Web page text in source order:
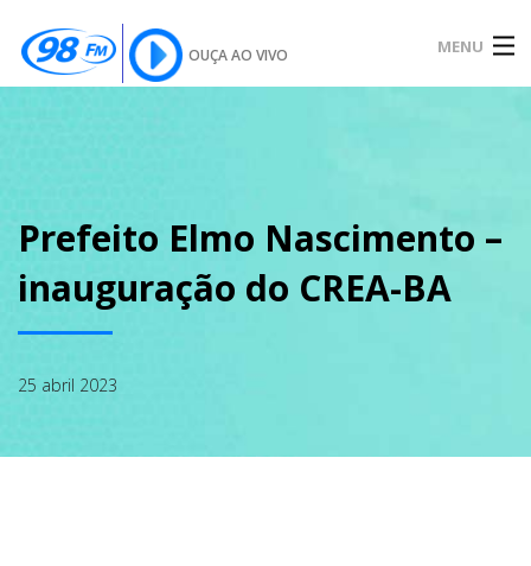
OUÇA AO VIVO MENU
SOBRE
NOTÍCIAS
Prefeito Elmo Nascimento –
inauguração do CREA-BA
25 abril 2023